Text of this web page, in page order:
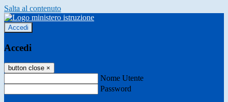
Salta al contenuto
Accedi
Accedi
button close ×
Nome Utente
Password